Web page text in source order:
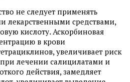
не следует применять
лекарственными средствами,
кислоту. Аскорбиновая
в крови
увеличивает риск
лечении салицилатами и
действия, замедляет